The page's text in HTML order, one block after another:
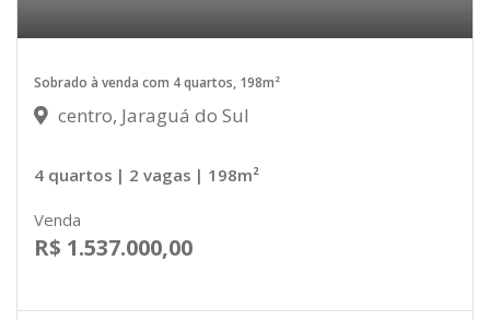
Sobrado à venda com 4 quartos, 198m²
centro, Jaraguá do Sul
4 quartos | 2 vagas | 198m²
Venda
R$ 1.537.000,00